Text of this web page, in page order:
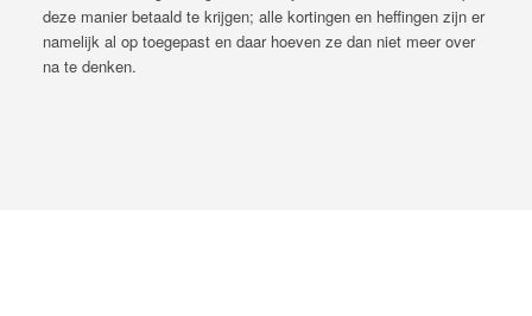
deze manier betaald te krijgen; alle kortingen en heffingen zijn er
namelijk al op toegepast en daar hoeven ze dan niet meer over
na te denken.